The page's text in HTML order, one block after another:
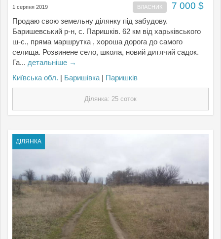
1 серпня 2019 ВЛАСНИК 7 000 $
Продаю свою земельну ділянку під забудову.
Баришевський р-н, с. Паришків. 62 км від харьківського
ш-с., пряма маршрутка , хороша дорога до самого
селища. Розвинене село, школа, новий дитячий садок.
Га... детальніше →
Київська обл. | Баришівка | Паришків
Ділянка: 25 соток
ДІЛЯНКА